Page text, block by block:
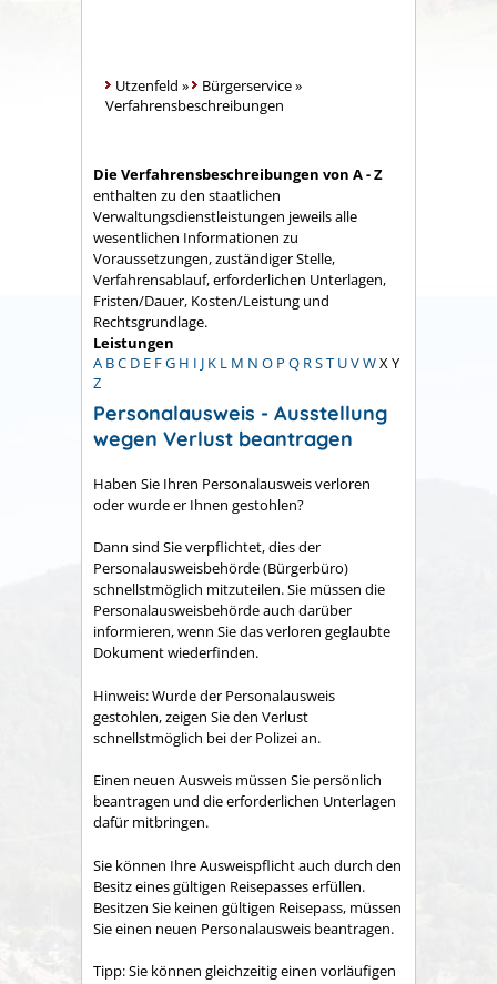
Utzenfeld » Bürgerservice»
Verfahrensbeschreibungen
Die Verfahrensbeschreibungen von A - Z
enthalten zu den staatlichen
Verwaltungsdienstleistungen jeweils alle
wesentlichen Informationen zu
Voraussetzungen, zuständiger Stelle,
Verfahrensablauf, erforderlichen Unterlagen,
Fristen/Dauer, Kosten/Leistung und
Rechtsgrundlage.
Leistungen
A BC D E FG H I J K L M N O P Q RST UVWX Y
Z
Personalausweis - Ausstellung
wegen Verlust beantragen
Haben Sie Ihren Personalausweis verloren
oder wurde er Ihnen gestohlen?
Dann sind Sie verpflichtet, dies der
Personalausweisbehörde (Bürgerbüro)
schnellstmöglich mitzuteilen. Sie müssen die
Personalausweisbehörde auch darüber
informieren, wenn Sie das verloren geglaubte
Dokument wiederfinden.
Hinweis: Wurde der Personalausweis
gestohlen, zeigen Sie den Verlust
schnellstmöglich bei der Polizei an.
Einen neuen Ausweis müssen Sie persönlich
beantragen und die erforderlichen Unterlagen
dafür mitbringen.
Sie können Ihre Ausweispflicht auch durch den
Besitz eines gültigen Reisepasses erfüllen.
Besitzen Sie keinen gültigen Reisepass, müssen
Sie einen neuen Personalausweis beantragen.
Tipp:Sie können gleichzeitig einen vorläufigen